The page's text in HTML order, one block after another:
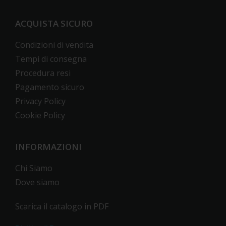
ACQUISTA SICURO
Condizioni di vendita
Tempi di consegna
Procedura resi
Pagamento sicuro
Privacy Policy
Cookie Policy
INFORMAZIONI
Chi Siamo
Dove siamo
Scarica il catalogo in PDF